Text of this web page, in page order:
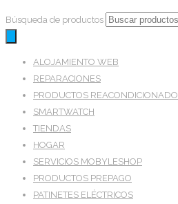
Búsqueda de productos
ALOJAMIENTO WEB
REPARACIONES
PRODUCTOS
SMARTWATCH
TIENDAS
HOGAR
SERVICIOS MOBYLESHOP
PRODUCTOS PREPAGO
PATINETES ELÉCTRICOS